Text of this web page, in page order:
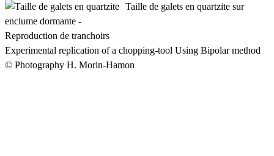
Taille de galets en quartzite sur
enclume dormante -
Reproduction de tranchoirs
Experimental replication of a chopping-tool Using Bipolar method
© Photography H. Morin-Hamon